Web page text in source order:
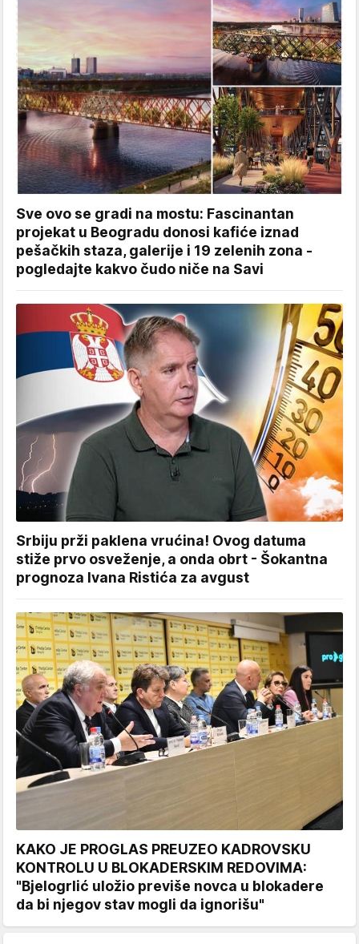
Sve ovo se gradi na mostu: Fascinantan
projekat u Beogradu donosi kafiće iznad
pešačkih staza, galerije i 19 zelenih zona -
pogledajte kakvo čudo niče na Savi
Srbiju prži paklena vrućina! Ovog datuma
stiže prvo osveženje, a onda obrt - Šokantna
prognoza Ivana Ristića za avgust
KAKO JE PROGLAS PREUZEO KADROVSKU
KONTROLU U BLOKADERSKIM REDOVIMA:
"Bjelogrlić uložio previše novca u blokadere
da bi njegov stav mogli da ignorišu"